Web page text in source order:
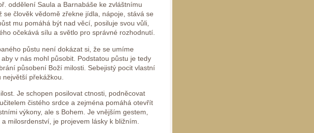
oddělení Saula a Barnabáše ke zvláštnímu
se člověk vědomě zřekne jídla, nápoje, stává se
mu pomáhá být nad věcí, posiluje svou vůli,
očekává sílu a světlo pro správné rozhodnutí.
půstu není dokázat si, že se umíme
v nás mohl působit. Podstatou půstu je tedy
působení Boží milosti. Sebejistý pocit vlastní
překážkou.
Je schopen posilovat ctnosti, podněcovat
čistého srdce a zejména pomáhá otevřít
výkony, ale s Bohem. Je vnějším gestem,
milosrdenství, je projevem lásky k bližním.